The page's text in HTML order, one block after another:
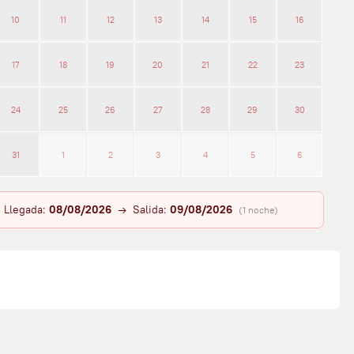
10 11 12 13 14 15 16
17 18 19 20 21 22 23
24 25 26 27 28 29 30
31 1 2 3 4 5 6
Llegada: 08/08/2026 → Salida: 09/08/2026 (1 noche)